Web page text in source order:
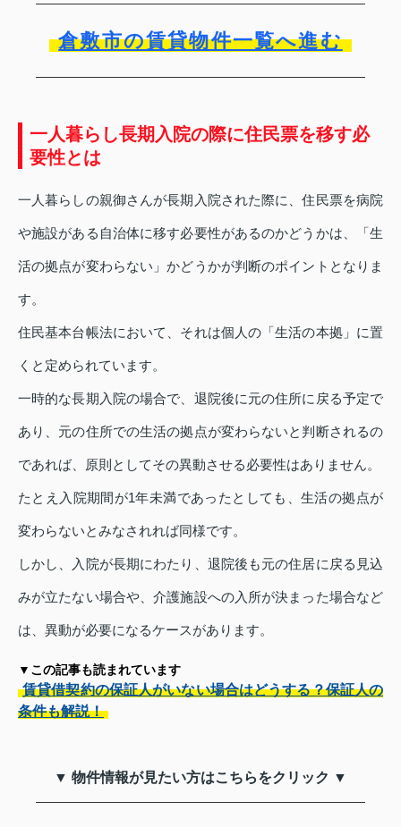
倉敷市の賃貸物件一覧へ進む
一人暮らし長期入院の際に住民票を移す必
要性とは
一人暮らしの親御さんが長期入院された際に、住民票を病院
や施設がある自治体に移す必要性があるのかどうかは、「生
活の拠点が変わらない」かどうかが判断のポイントとなりま
す。
住民基本台帳法において、それは個人の「生活の本拠」に置
くと定められています。
一時的な長期入院の場合で、退院後に元の住所に戻る予定で
あり、元の住所での生活の拠点が変わらないと判断されるの
であれば、原則としてその異動させる必要性はありません。
たとえ入院期間が1年未満であったとしても、生活の拠点が
変わらないとみなされれば同様です。
しかし、入院が長期にわたり、退院後も元の住居に戻る見込
みが立たない場合や、介護施設への入所が決まった場合など
は、異動が必要になるケースがあります。
▼この記事も読まれています
賃貸借契約の保証人がいない場合はどうする？保証人の
条件も解説！
▼ 物件情報が見たい方はこちらをクリック ▼